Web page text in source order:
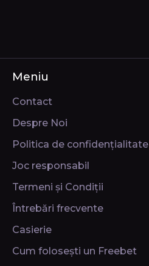
Meniu
Contact
Despre Noi
Politica de confidențialitate
Joc responsabil
Termeni și Condiții
Întrebări frecvente
Casierie
Cum folosești un Freebet